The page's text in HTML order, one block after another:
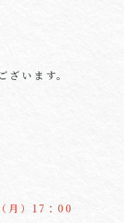
います。
）17：00